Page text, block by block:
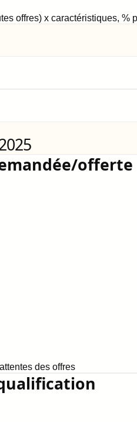
offres) x caractéristiques,
offerte
des offres